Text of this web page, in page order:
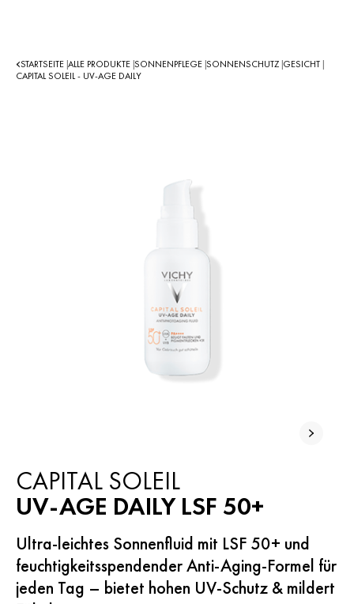
STARTSEITE ALLE PRODUKTE SONNENPFLEGE SONNENSCHUTZ GESICHT
CAPITAL SOLEIL - UV-AGE DAILY
CAPITAL SOLEIL
UV-AGE DAILY LSF 50+
Ultra-leichtes Sonnenfluid mit LSF 50+ und
feuchtigkeitsspendender Anti-Aging-Formel für
jeden Tag – bietet hohen UV-Schutz & mildert